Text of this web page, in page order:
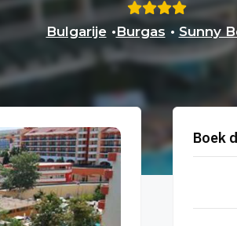
Bulgarije •Burgas • Sunny
Boek